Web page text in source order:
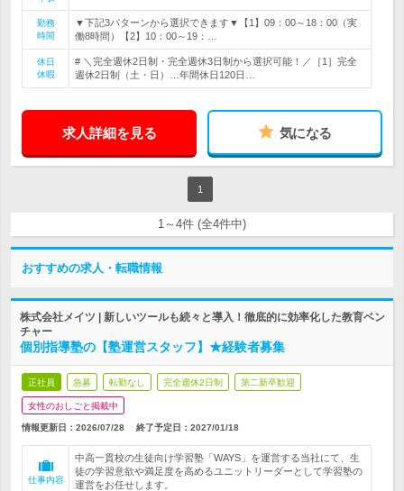
勤務
時間
▼下記3パターンから選択できます▼【1】09：00～18：00（実
働8時間）【2】10：00～19：…
休日
休暇
# ＼完全週休2日制・完全週休3日制から選択可能！／［1］完全
週休2日制（土・日）…年間休日120日…
求人詳細を見る 気になる
1
1～4件 (全4件中)
おすすめの求人・転職情報
株式会社メイツ | 新しいツールも続々と導入！徹底的に効率化した教育ベン
チャー
個別指導塾の【塾運営スタッフ】★経験者募集
正社員 急募 転勤なし 完全週休2日制 第二新卒歓迎
女性のおしごと掲載中
情報更新日：2026/07/28 終了予定日： 2027/01/18
仕事内容
中高一貫校の生徒向け学習塾「WAYS」を運営する当社にて、生
徒の学習意欲や満足度を高めるユニットリーダーとして学習塾の
運営をお任せします。